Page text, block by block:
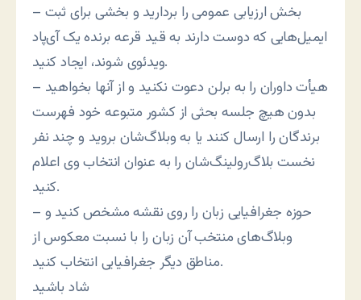
– بخش ارزیابی عمومی را بردارید و بخشی برای ثبت
ایمیل‌هایی که دوست دارند به قید قرعه برنده یک آی‌پاد
ویدئوی شوند، ایجاد کنید.
– هیأت داوران را به برلن دعوت نکنید و از آنها بخواهید
بدون هیچ جلسه بحثی از کشور متبوعه خود فهرست
برندگان را ارسال کنند یا به وبلاگ‌شان بروید و چند نفر
نخست بلاگ‌رولینگ‌شان را به عنوان انتخاب وی اعلام
کنید.
– حوزه جغرافیایی زبان را روی نقشه مشخص کنید و
وبلاگ‌های منتخب آن زبان را با نسبت معکوس از
مناطق دیگر جغرافیایی انتخاب کنید.
شاد باشید